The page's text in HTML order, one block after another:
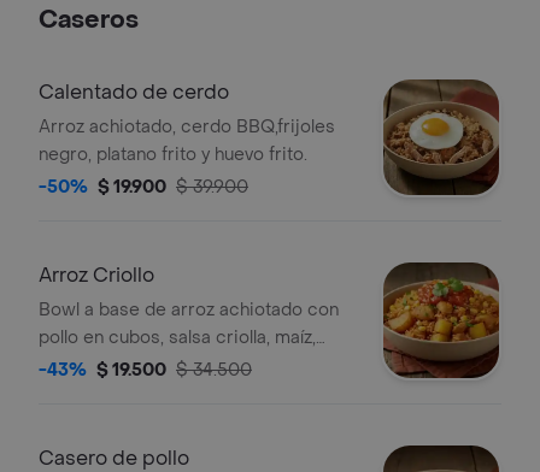
Caseros
Calentado de cerdo
Arroz achiotado, cerdo BBQ,frijoles
negro, platano frito y huevo frito.
-50% $ 19.900 $ 39.900
Arroz Criollo
Bowl a base de arroz achiotado con
pollo en cubos, salsa criolla, maíz,
papa, madurito y un toque de cilantro.
-43% $ 19.500 $ 34.500
Casero de pollo